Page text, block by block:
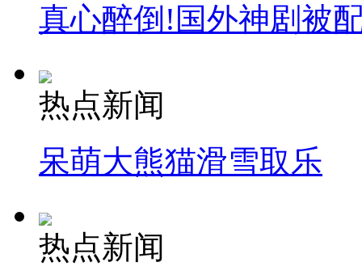
真心醉倒!国外神剧被
热点新闻
呆萌大熊猫滑雪取乐
热点新闻